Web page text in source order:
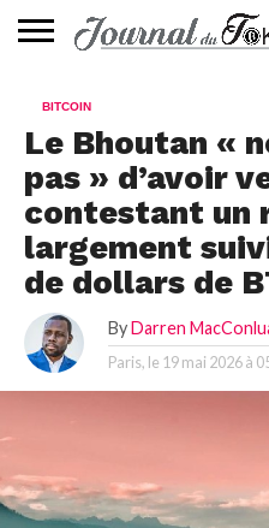
📰
EVALUATION
GUIDE
TENDANCES
À
CONTACTEZ-
BITCOIN
Le Bhoutan «
pas » d’avoir
contestant un
largement
de dollars de
By Darren
Paris, le 19 mai 2026 à